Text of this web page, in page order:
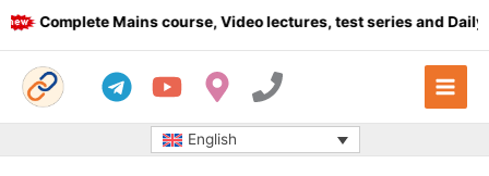
Skip
to
Complete Mains course, Video lectures, test series and Daily
English